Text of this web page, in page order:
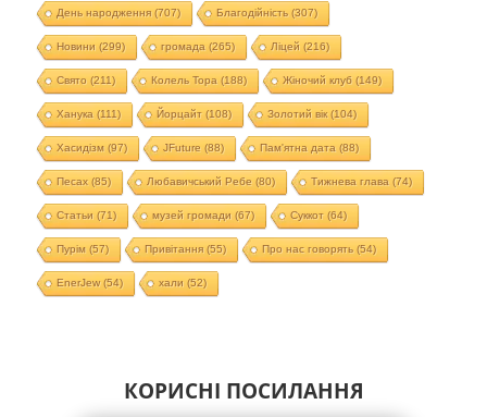
День народження(707) Благодійність (307)
Новини (299) громада (265) Ліцей (216)
Свято (211) Колель Тора (188) Жіночий клуб (149)
Ханука (111) Йорцайт (108) Золотий вік(104)
Хасидізм (97) JFuture (88) Пам'ятна дата (88)
Песах(85) Любавичський Ребе (80) Тижнева глава (74)
Статьи (71) музей громади (67) Суккот (64)
Пурім (57) Привітання(55) Про нас говорять (54)
EnerJew(54) хали (52)
КОРИСНІ ПОСИЛАННЯ